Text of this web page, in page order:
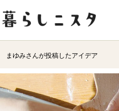
まゆみさんが投稿したアイデア